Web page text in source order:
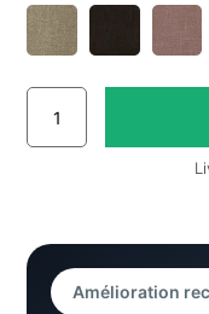
Amélioration